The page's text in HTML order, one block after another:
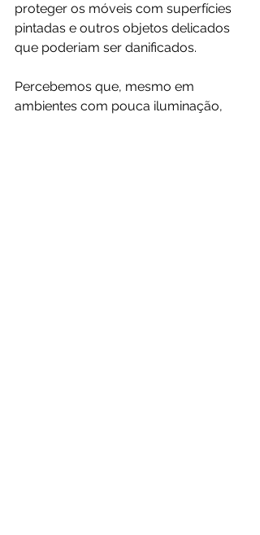
proteger os móveis com superfícies
pintadas e outros objetos delicados
que poderiam ser danificados.
Percebemos que, mesmo em
ambientes com pouca iluminação,